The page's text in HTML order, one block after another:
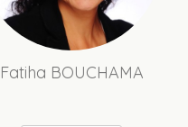
Fatiha BOUCHAMA